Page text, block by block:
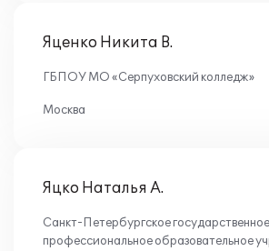
Яценко Никита В.
ГБПОУ МО «Серпуховский колледж»
Москва
Яцко Наталья А.
Санкт-Петербургское
профессиональное образовательное